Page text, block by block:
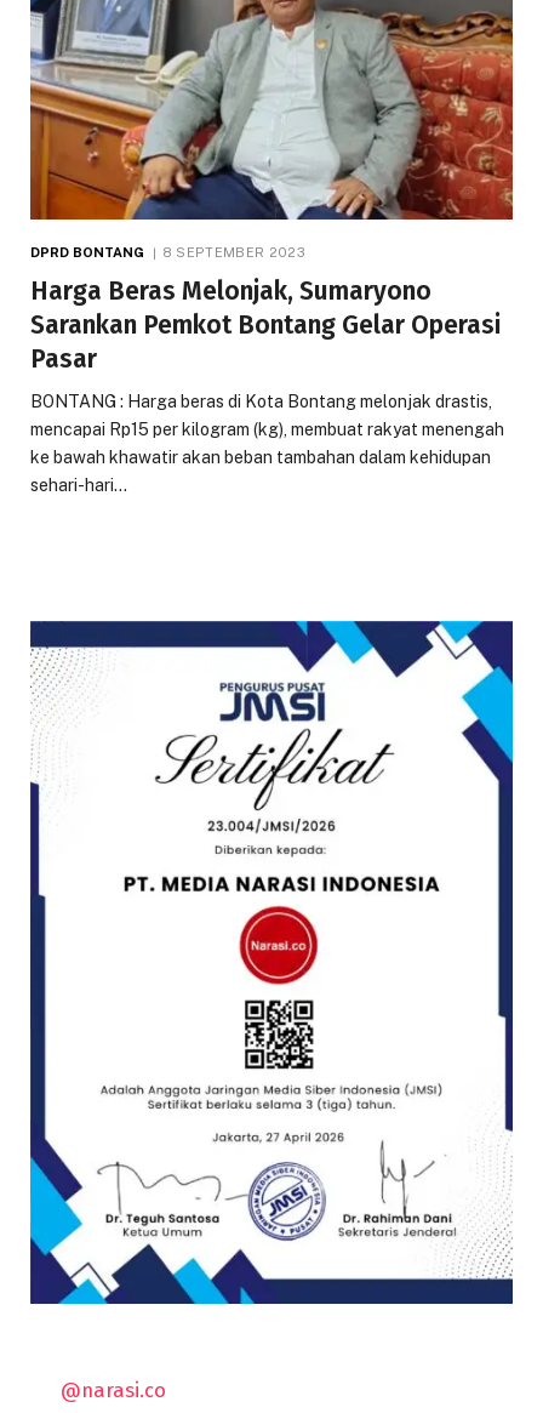
DPRD BONTANG 8 SEPTEMBER 2023
Harga Beras Melonjak, Sumaryono
Sarankan Pemkot Bontang Gelar Operasi
Pasar
BONTANG : Harga beras di Kota Bontang melonjak drastis,
mencapai Rp15 per kilogram (kg), membuat rakyat menengah
ke bawah khawatir akan beban tambahan dalam kehidupan
sehari-hari…
@narasi.co